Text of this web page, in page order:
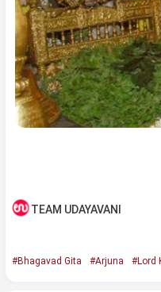
TEAM UDAYAVANI
#Bhagavad Gita #Arjuna #Lord